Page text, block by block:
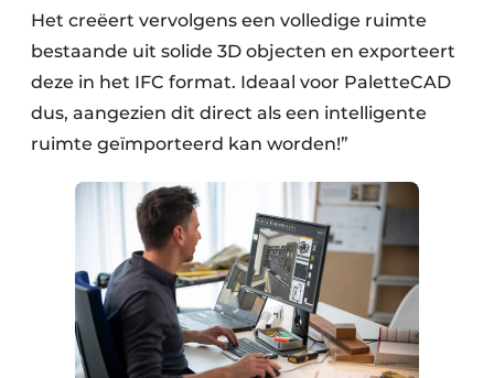
Het creëert vervolgens een volledige ruimte
bestaande uit solide 3D objecten en exporteert
deze in het IFC format. Ideaal voor PaletteCAD
dus, aangezien dit direct als een intelligente
ruimte geïmporteerd kan worden!”